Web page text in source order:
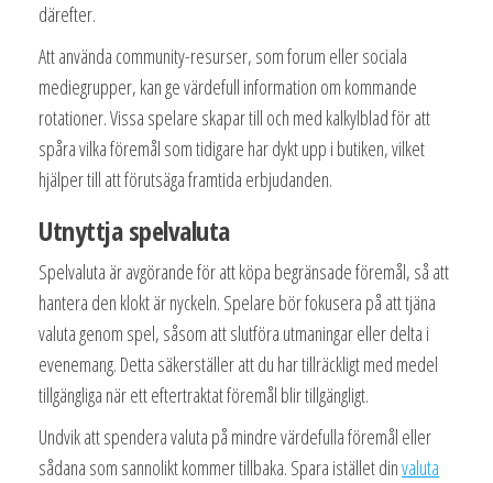
därefter.
Att använda community-resurser, som forum eller sociala
mediegrupper, kan ge värdefull information om kommande
rotationer. Vissa spelare skapar till och med kalkylblad för att
spåra vilka föremål som tidigare har dykt upp i butiken, vilket
hjälper till att förutsäga framtida erbjudanden.
Utnyttja spelvaluta
Spelvaluta är avgörande för att köpa begränsade föremål, så att
hantera den klokt är nyckeln. Spelare bör fokusera på att tjäna
valuta genom spel, såsom att slutföra utmaningar eller delta i
evenemang. Detta säkerställer att du har tillräckligt med medel
tillgängliga när ett eftertraktat föremål blir tillgängligt.
Undvik att spendera valuta på mindre värdefulla föremål eller
sådana som sannolikt kommer tillbaka. Spara istället dinvaluta